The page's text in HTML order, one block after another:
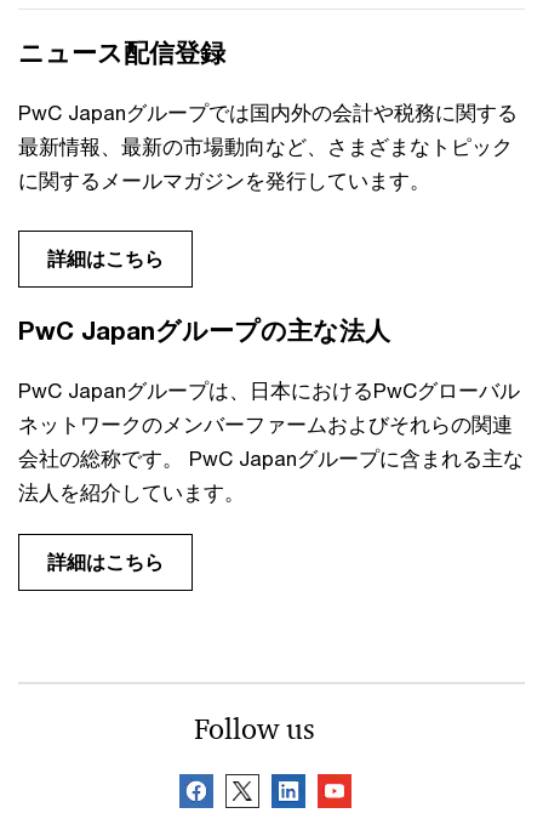
ニュース配信登録
PwC Japanグループでは国内外の会計や税務に関する
最新情報、最新の市場動向など、さまざまなトピック
に関するメールマガジンを発行しています。
詳細はこちら
PwC Japanグループの主な法人
PwC Japanグループは、日本におけるPwCグローバル
ネットワークのメンバーファームおよびそれらの関連
会社の総称です。 PwC Japanグループに含まれる主な
法人を紹介しています。
詳細はこちら
Follow us